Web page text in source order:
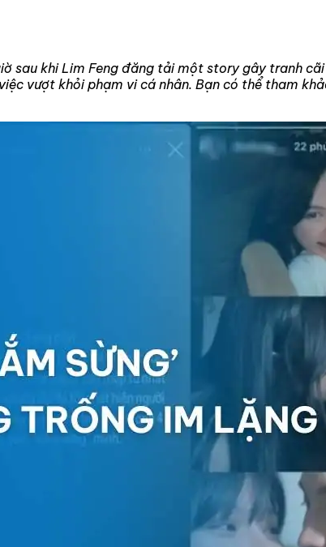
sau khi Lim Feng đăng tải một story gây tranh cãi
vượt khỏi phạm vi cá nhân. Bạn có thể tham